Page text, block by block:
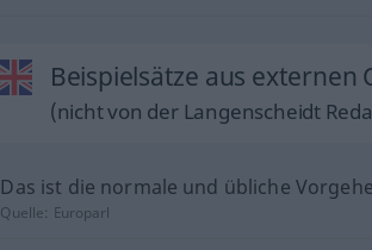
Beispielsätze aus
(nicht von der Langenscheidt
Das ist die normale und übliche
Quelle: Europarl